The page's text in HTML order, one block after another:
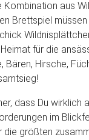
Kombination aus
Brettspiel
für die
Bären, Hirsche,
dass Du wirklich
im
die größten